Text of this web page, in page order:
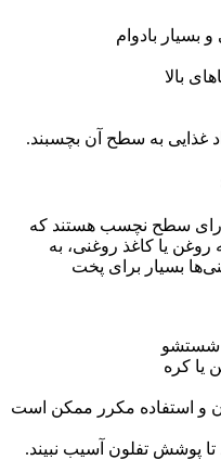
بسیار بادوام
بالا
غذایی به سطح آن بچسبند.
سطح نچسب هستند که
یا کاغذ روغنی، به
بسیار برای پخت
شستشو
یا کره
و استفاده مکرر ممکن است
تا پوشش تفلون آسیب نبیند.